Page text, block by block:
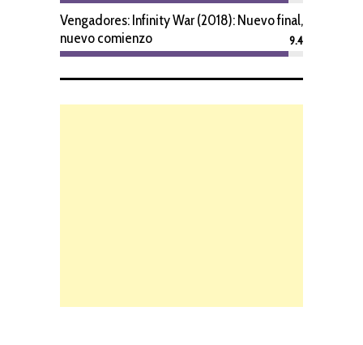
Vengadores: Infinity War (2018): Nuevo final,
nuevo comienzo
9.4